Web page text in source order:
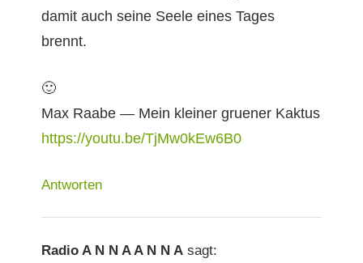
damit auch seine Seele eines Tages
brennt.
🙂
Max Raabe — Mein klein­er gruen­er Kaktus
https://youtu.be/TjMw0kEw6B0
Antworten
Radio A N N A A N N A sagt: